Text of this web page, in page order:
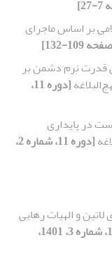
بر اساس ماجرای
قدرت نرم دشمن بر
[دوره 11،
در پایداری
[دوره 11، شماره 2،
و الهیات رهایی
[دوره 11، شماره 3، 1401،